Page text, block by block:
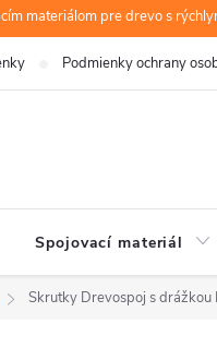
materiálom pre drevo s
Podmienky ochrany
Spojovací materiál
Skrutky Drevospoj s drážkou